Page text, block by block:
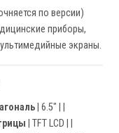
по версии)
приборы,
экраны.
| 6.5" | |
| TFT LCD | |